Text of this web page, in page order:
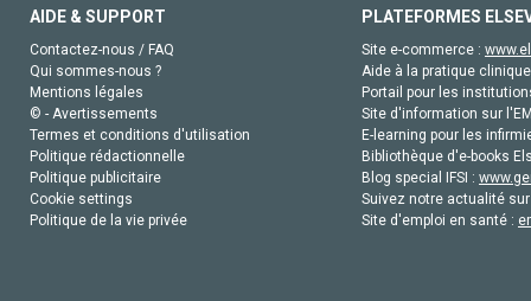
AIDE & SUPPORT
Contactez-nous / FAQ
Qui sommes-nous ?
Mentions légales
© - Avertissements
Termes et conditions d'utilisation
Politique rédactionnelle
Politique publicitaire
Cookie settings
Politique de la vie privée
PLATEFORMES
Site e-commerce :
Aide à la pratique
Portail pour les
Site d'information sur
E-learning pour les
Bibliothèque d'e-books
Blog special IFSI :
Suivez notre actualité
Site d'emploi en santé :